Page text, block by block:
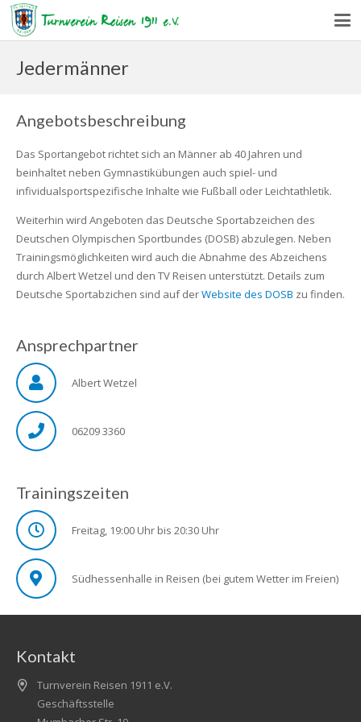
Jedermänner
Angebotsbeschreibung
Das Sportangebot richtet sich an Männer ab 40 Jahren und
beinhaltet neben Gymnastikübungen auch spiel- und
infividualsportspezifische Inhalte wie Fußball oder Leichtathletik.
Weiterhin wird Angeboten das Deutsche Sportabzeichen des
Deutschen Olympischen Sportbundes (DOSB) abzulegen. Neben
Trainingsmöglichkeiten wird auch die Abnahme des Abzeichens
durch Albert Wetzel und den TV Reisen unterstützt. Details zum
Deutsche Sportabzichen sind auf derWebsite des DOSB zu finden.
Ansprechpartner
Albert Wetzel
06209 3360
Trainingszeiten
Freitag, 19:00 Uhr bis 20:30 Uhr
Südhessenhalle in Reisen (bei gutem Wetter im Freien)
Kontakt
Turnverein Reisen 1911 e.V.
Geschäftsstelle